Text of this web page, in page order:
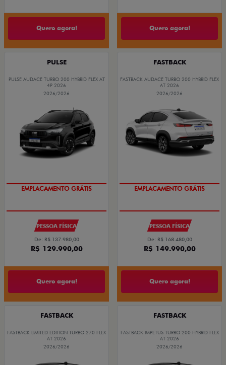
Quero agora! Quero agora!
PULSE
PULSE AUDACE TURBO 200 HYBRID FLEX AT
4P 2026
2026/2026
EMPLACAMENTO GRÁTIS
PESSOA FÍSICA
De: R$ 137.980,00
R$ 129.990,00
Quero agora!
FASTBACK
FASTBACK AUDACE TURBO 200 HYBRID FLEX
AT 2026
2026/2026
EMPLACAMENTO GRÁTIS
PESSOA FÍSICA
De: R$ 168.480,00
R$ 149.990,00
Quero agora!
FASTBACK
FASTBACK LIMITED EDITION TURBO 270 FLEX
AT 2026
2026/2026
FASTBACK
FASTBACK IMPETUS TURBO 200 HYBRID FLEX
AT 2026
2026/2026